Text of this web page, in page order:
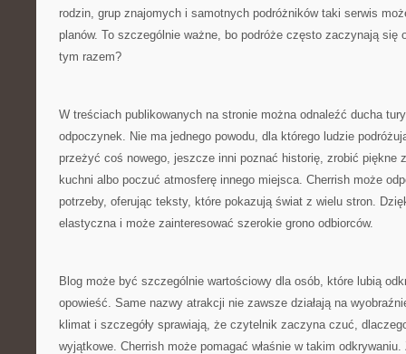
rodzin, grup znajomych i samotnych podróżników taki serwis
planów. To szczególnie ważne, bo podróże często zaczynają się
tym razem?
W treściach publikowanych na stronie można odnaleźć ducha
odpoczynek. Nie ma jednego powodu, dla którego ludzie
przeżyć coś nowego, jeszcze inni poznać historię, zrobić piękne
kuchni albo poczuć atmosferę innego miejsca. Cherrish może
potrzeby, oferując teksty, które pokazują świat z wielu stron.
elastyczna i może zainteresować szerokie grono odbiorców.
Blog może być szczególnie wartościowy dla osób, które lubią
opowieść. Same nazwy atrakcji nie zawsze działają na
klimat i szczegóły sprawiają, że czytelnik zaczyna czuć,
wyjątkowe. Cherrish może pomagać właśnie w takim